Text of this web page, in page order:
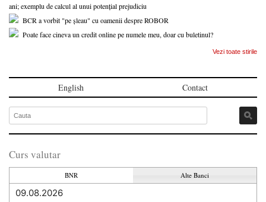
ani; exemplu de calcul al unui potențial prejudiciu
BCR a vorbit "pe șleau" cu oamenii despre ROBOR
Poate face cineva un credit online pe numele meu, doar cu buletinul?
Vezi toate stirile
English Contact
Curs valutar
BNR Alte Banci
09.08.2026